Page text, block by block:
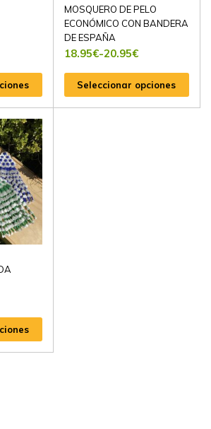
MOSQUERO DE PELO
ECONÓMICO CON BANDERA
DE ESPAÑA
18.95€-20.95€
Seleccionar opciones